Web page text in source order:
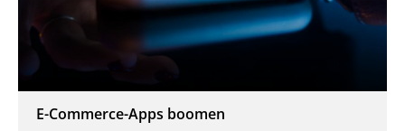
E-Commerce-Apps boomen